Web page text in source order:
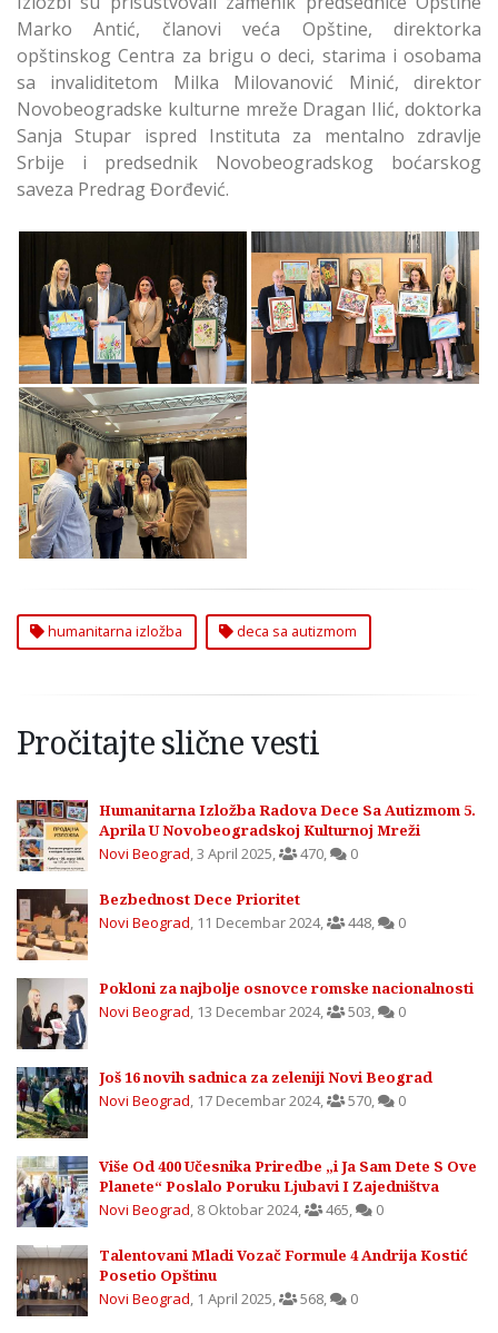
Marko Antić, članovi veća Opštine, direktorka
opštinskog Centra za brigu o deci, starima i osobama
sa invaliditetom Milka Milovanović Minić, direktor
Novobeogradske kulturne mreže Dragan Ilić, doktorka
Sanja Stupar ispred Instituta za mentalno zdravlje
Srbije i predsednik Novobeogradskog boćarskog
saveza Predrag Đorđević.
Humanitarna Izložba
radova dece sa
autizmom
Humanitarna Izložba
dece sa autizmom
Humanitarna Izložba
radova dece sa
autizmom Novi
Beograd
humanitarna izložba deca sa autizmom
Pročitajte slične vesti
Humanitarna Izložba Radova Dece Sa Autizmom 5.
Aprila U Novobeogradskoj Kulturnoj Mreži
Novi Beograd,3 April 2025, 470, 0
Bezbednost Dece Prioritet
Novi Beograd, 11 Decembar 2024, 448, 0
Pokloni za najbolje osnovce romske nacionalnosti
Novi Beograd, 13 Decembar 2024, 503, 0
Još 16 novih sadnica za zeleniji Novi Beograd
Novi Beograd, 17 Decembar 2024, 570, 0
Više Od 400 Učesnika Priredbe „i Ja Sam Dete S Ove
Planete“ Poslalo Poruku Ljubavi I Zajedništva
Novi Beograd, 8 Oktobar 2024, 465, 0
Talentovani Mladi Vozač Formule 4 Andrija Kostić
Posetio Opštinu
Novi Beograd, 1 April 2025, 568, 0